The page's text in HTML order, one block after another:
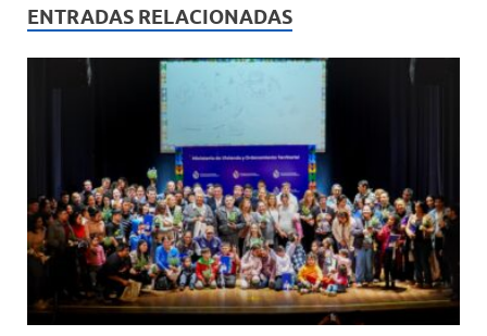
s
A
b
o
p
ar
ENTRADAS RELACIONADAS